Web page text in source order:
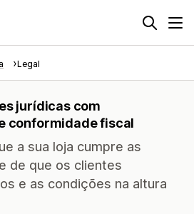
Legal
jurídicas com
conformidade fiscal
a sua loja cumpre as
de que os clientes
e as condições na altura